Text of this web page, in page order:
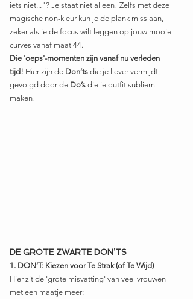
iets niet..."? Je staat niet alleen! Zelfs met deze
magische non-kleur kun je de plank misslaan,
zeker als je de focus wilt leggen op jouw mooie
curves vanaf maat 44.
Die 'oeps'-momenten zijn vanaf nu verleden
tijd! Hier zijn de Don’ts die je liever vermijdt,
gevolgd door de Do’s die je outfit subliem
maken!
DE GROTE ZWARTE DON’TS
1. DON’T: Kiezen voor Te Strak (of Te Wijd)
Hier zit de 'grote misvatting' van veel vrouwen
met een maatje meer: